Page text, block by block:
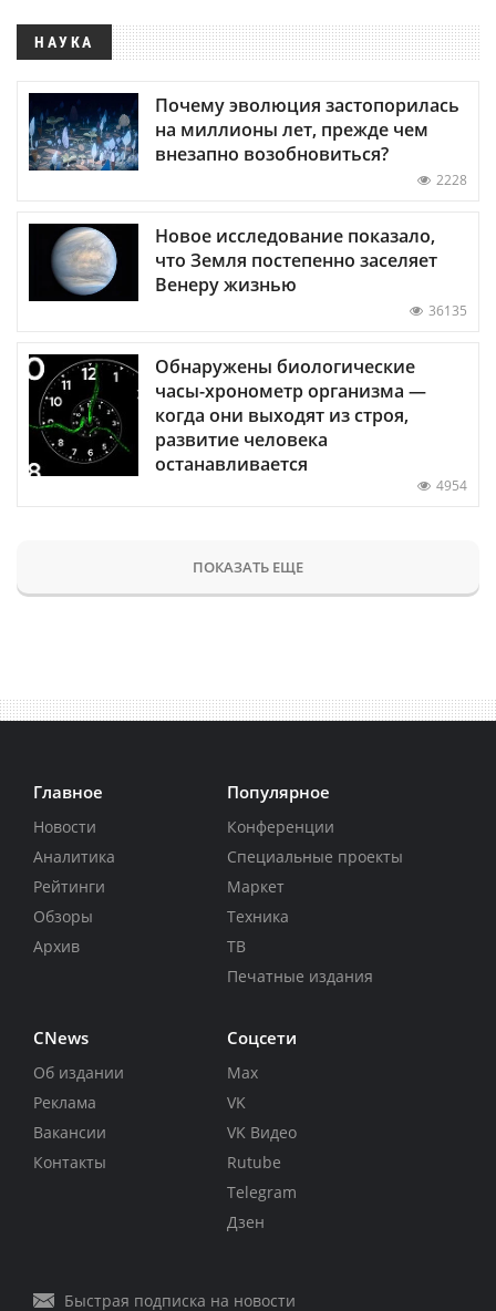
НАУКА
Почему эволюция застопорилась
на миллионы лет, прежде чем
внезапно возобновиться?
2228
Новое исследование показало,
что Земля постепенно заселяет
Венеру жизнью
36135
Обнаружены биологические
часы-хронометр организма —
когда они выходят из строя,
развитие человека
останавливается
4954
ПОКАЗАТЬ ЕЩЕ
Главное
Новости
Аналитика
Рейтинги
Обзоры
Архив
Популярное
Конференции
Специальные проекты
Маркет
Техника
ТВ
Печатные издания
CNews
Об издании
Реклама
Вакансии
Контакты
Соцсети
Max
VK
VK Видео
Rutube
Telegram
Дзен
Быстрая подписка на новости